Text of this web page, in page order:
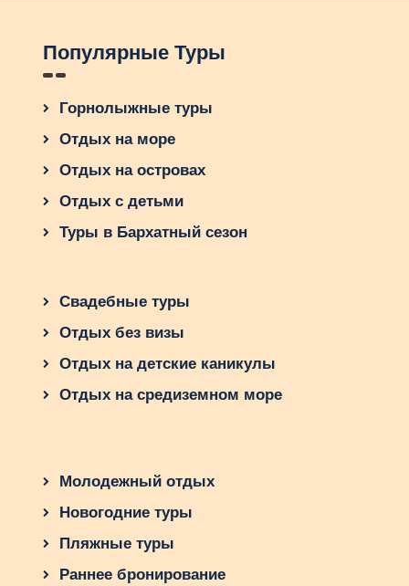
Популярные Туры
Горнолыжные туры
Отдых на море
Отдых на островах
Отдых с детьми
Туры в Бархатный сезон
Свадебные туры
Отдых без визы
Отдых на детские каникулы
Отдых на средиземном море
Молодежный отдых
Новогодние туры
Пляжные туры
Раннее бронирование